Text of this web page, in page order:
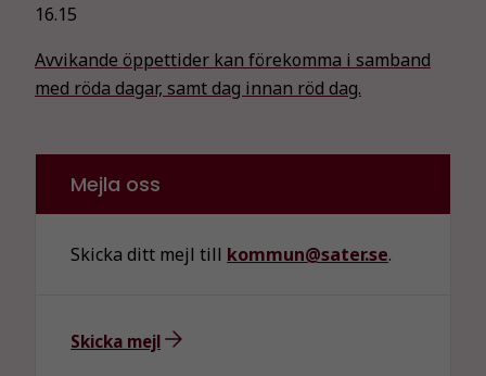
16.15
Avvikande öppettider kan förekomma i samband
med röda dagar, samt dag innan röd dag.
Mejla oss
Skicka ditt mejl till kommun@sater.se.
Skicka mejl